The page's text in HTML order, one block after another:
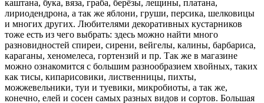
каштана, бука, вяза, граба, берёзы, лещины, платана,
лириодендрона, а так же яблони, груши, персика, шелковицы
и многих других. Любителями декоративных кустарников
тоже есть из чего выбрать: здесь можно найти много
разновидностей спиреи, сирени, вейгелы, калины, барбариса,
караганы, хеномелеса, гортензий и пр. Так же в магазине
можно ознакомится с большим разнообразием хвойных, таких
как тисы, кипарисовики, лиственницы, пихты,
можжевельники, туи и туевики, микробиоты, а так же,
конечно, елей и сосен самых разных видов и сортов. Большая